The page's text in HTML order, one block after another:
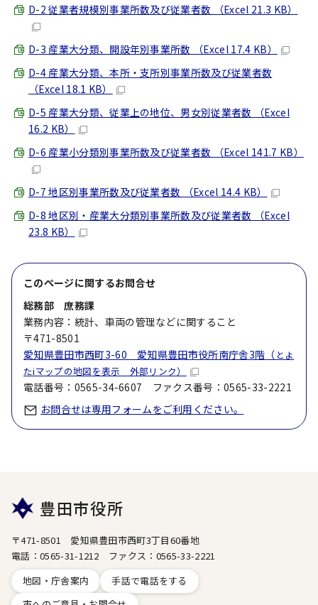
D-2 従業者規模別事業所数及び従業者数 （Excel 21.3 KB）
D-3 産業大分類、開設年別事業所数 （Excel 17.4 KB）
D-4 産業大分類、本所・支所別事業所数及び従業者数
（Excel 18.1 KB）
D-5 産業大分類、従業上の地位、男女別従業者数 （Excel
16.2 KB）
D-6 産業小分類別事業所数及び従業者数 （Excel 141.7 KB）
D-7 地区別事業所数及び従業者数 （Excel 14.4 KB）
D-8 地区別・産業大分類別事業所数及び従業者数 （Excel
23.8 KB）
このページに関するお問合せ
総務部 庶務課
業務内容：統計、車両の管理などに関すること
〒471-8501
愛知県豊田市西町3-60 愛知県豊田市役所南庁舎3階（ とよ
たiマップの地図を表示 外部リンク）
電話番号：0565-34-6607 ファクス番号：0565-33-2221
お問合せは専用フォームをご利用ください。
豊田市役所
〒471-8501 愛知県豊田市西町3丁目60番地
電話：0565-31-1212 ファクス：0565-33-2221
地図・庁舎案内
手話で電話をする